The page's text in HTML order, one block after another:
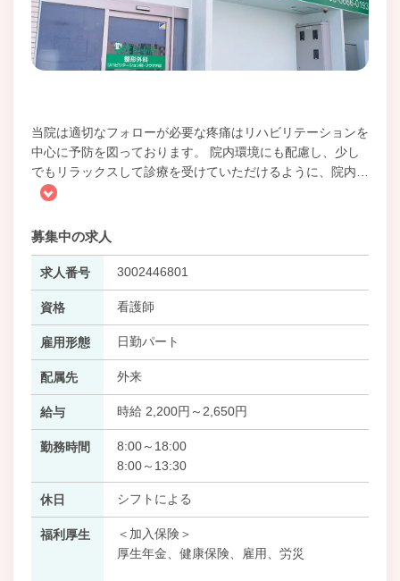
当院は適切なフォローが必要な疼痛はリハビリテーションを
中心に予防を図っております。 院内環境にも配慮し、少し
でもリラックスして診療を受けていただけるように、院内
募集中の求人
求人番号 3002446801
資格 看護師
雇用形態 日勤パート
配属先 外来
給与 時給 2,200円～2,650円
勤務時間
8:00～18:00
8:00～13:30
休日 シフトによる
福利厚生
＜加入保険＞
厚生年金、健康保険、雇用、労災